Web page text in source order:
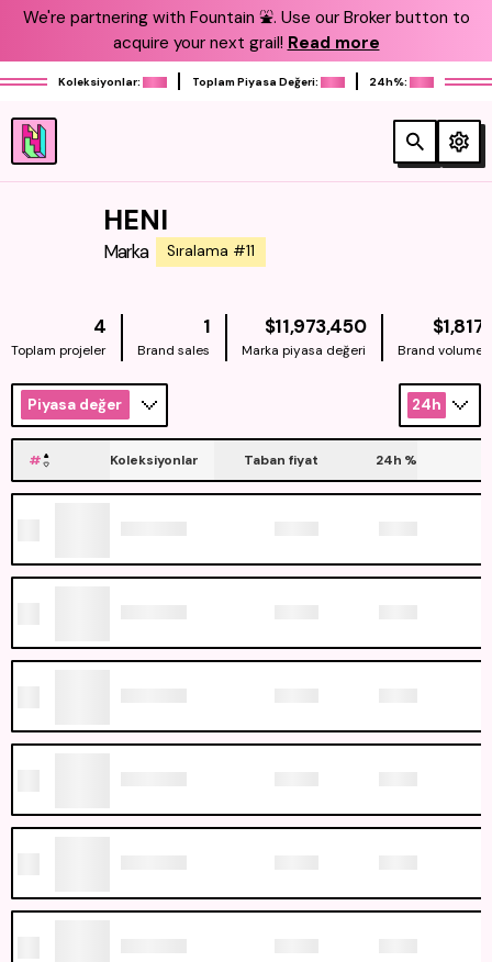
We're partnering with Fountain ⛲️. Use our Broker button to
acquire your next grail! Read more
Koleksiyonlar: Toplam Piyasa Değeri: 24h%:
HENI
Marka Sıralama #11
4
Toplam projeler
1
Brand sales
$11,973,450NATIVE
Marka piyasa değeri
$1,817
Brand volume
Piyasa değeri 24h
# Koleksiyonlar Taban fiyat 24h %